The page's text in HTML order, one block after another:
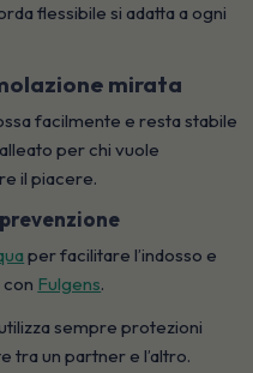
flessibile si adatta a ogni
mirata
facilmente e resta stabile
per chi vuole
il piacere.
per facilitare l’indosso e
con Fulgens.
sempre protezioni
tra un partner e l’altro.